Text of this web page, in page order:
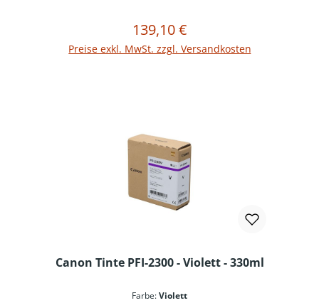
Regulärer Preis:
139,10 €
Preise exkl. MwSt. zzgl. Versandkosten
In den Warenkorb
Canon Tinte PFI-2300 - Violett - 330ml
Farbe:Violett